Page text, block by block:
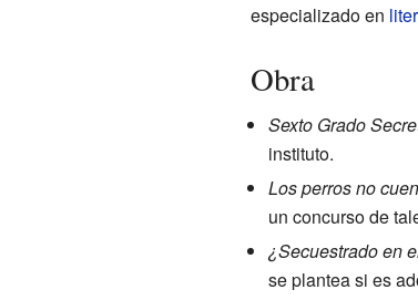
especializado en
Obra
Sexto Grado
instituto.
Los perros no
un concurso de
¿Secuestrado en
se plantea si es